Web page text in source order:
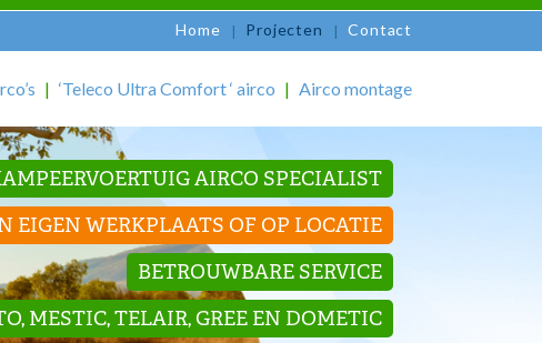
Home Projecten Contact
‘Teleco Ultra Comfort ‘ airco Airco montage
AIRCO SPECIALIST
EIGEN WERKPLAATS OF OP LOCATIE
BETROUWBARE SERVICE
MESTIC, TELAIR, GREE EN DOMETIC